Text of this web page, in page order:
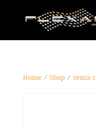
Home/ Shop/ Senza